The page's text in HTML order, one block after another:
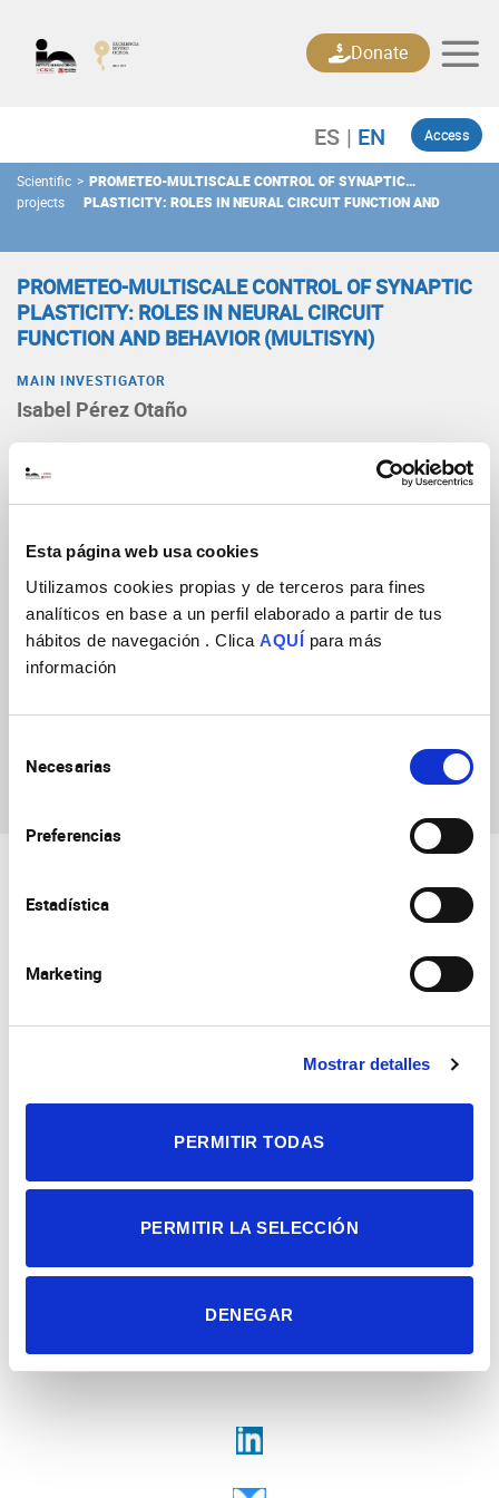
Esta página web usa cookies
Utilizamos cookies propias y de terceros para fines
analíticos en base a un perfil elaborado a partir de tus
hábitos de navegación . Clica AQUÍ para más
información
Necesarias
Preferencias
Estadística
Marketing
Mostrar detalles
PERMITIR TODAS
PERMITIR LA SELECCIÓN
DENEGAR
content
Access
Donate
Scientific
projects
> PROMETEO-MULTISCALE CONTROL OF SYNAPTIC
PLASTICITY: ROLES IN NEURAL CIRCUIT FUNCTION AND
PROMETEO-MULTISCALE CONTROL OF SYNAPTIC
PLASTICITY: ROLES IN NEURAL CIRCUIT
FUNCTION AND BEHAVIOR (MULTISYN)
MAIN INVESTIGATOR
Isabel Pérez Otaño
Type
Announcement
investigación de Excelencia, Generalitat Valenciana (GV)
Ir a la Web: PROMETEO-Grupo MULTISYN
Start date01/01/2023
End date31/12/2026
Consejo Superior de Investigaciones Científicas
Campus de San Juan | Sant Joan d’Alacant